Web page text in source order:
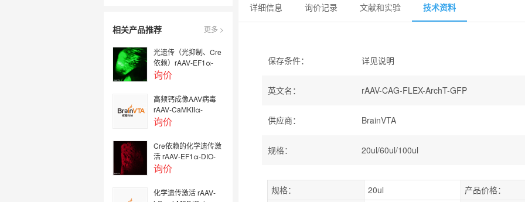
相关产品推荐 更多 >
光遗传（光抑制、Cre
依赖）rAAV-EF1α-
DIO-eNpHR3.0-EYFP
询价
高频钙成像AAV病毒
rAAV-CaMKIIα-
GCaMP6f
询价
Cre依赖的化学遗传激
活 rAAV-EF1α-DIO-
hM3D(Gq)-mCherry
询价
化学遗传激活 rAAV-
详细信息 询价记录 文献和实验 技术资料
保存条件： 详见说明
英文名 ： rAAV-CAG-FLEX-ArchT-GFP
供应商： BrainVTA
规格： 20ul/60ul/100ul
规格： 20ul 产品价格：